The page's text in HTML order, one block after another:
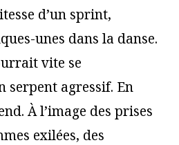
d’un sprint,
unes dans la danse.
vite se
serpent agressif. En
À l’image des prises
exilées, des